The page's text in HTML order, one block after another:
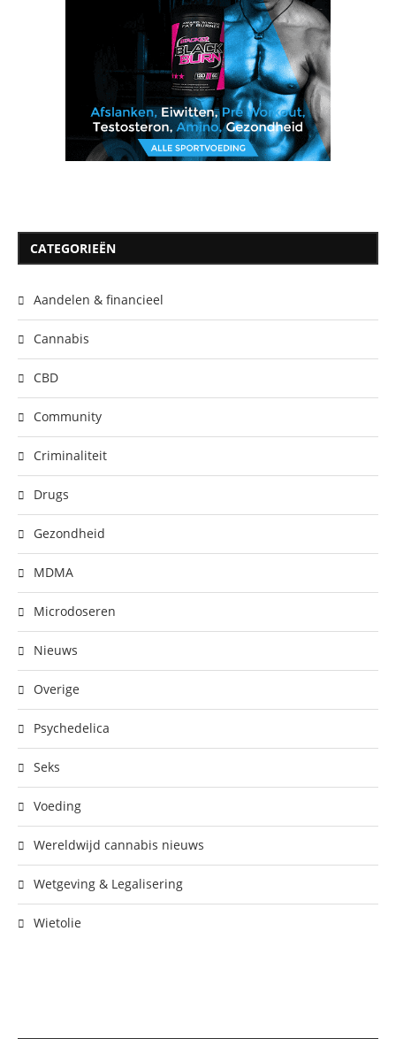
CATEGORIEËN
Aandelen & financieel
Cannabis
CBD
Community
Criminaliteit
Drugs
Gezondheid
MDMA
Microdoseren
Nieuws
Overige
Psychedelica
Seks
Voeding
Wereldwijd cannabis nieuws
Wetgeving & Legalisering
Wietolie